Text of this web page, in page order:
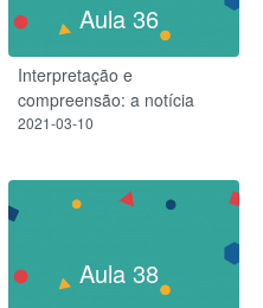
Aula 36
Interpretação e
compreensão: a notícia
2021-03-10
Aula 38